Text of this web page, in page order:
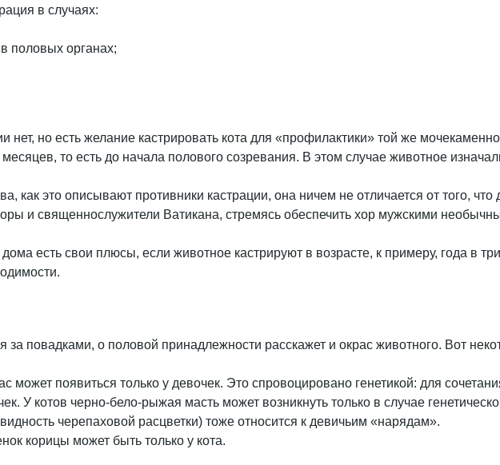
в случаях:
половых органах;
нет, но есть желание кастрировать кота для «профилактики» той же
то есть до начала полового созревания. В этом случае животное
как это описывают противники кастрации, она ничем не отличается от того,
и священнослужители Ватикана, стремясь обеспечить хор мужскими
есть свои плюсы, если животное кастрируют в возрасте, к примеру, года в
повадками, о половой принадлежности расскажет и окрас животного. Вот
может появиться только у девочек. Это спровоцировано генетикой: для
У котов черно-бело-рыжая масть может возникнуть только в случае
черепаховой расцветки) тоже относится к девичьим «нарядам».
корицы может быть только у кота.